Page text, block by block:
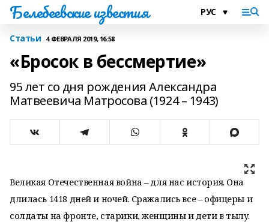
Белебеевские известия
Статьи 4 ФЕВРАЛЯ 2019, 16:58
«Бросок в бессмертие»
95 лет со дня рождения Александра
Матвеевича Матросова (1924 – 1943)
Великая Отечественная война – для нас история. Она
длилась 1418 дней и ночей. Сражались все – офицеры и
солдаты на фронте, старики, женщины и дети в тылу.